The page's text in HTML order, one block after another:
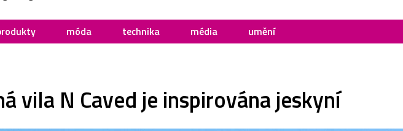
móda technika média umění
vila N Caved je inspirována jeskyní